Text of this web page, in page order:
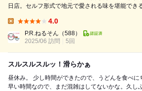
日店。セルフ形式で地元で愛される味を堪能できる名店
り、僕は突如「さか枝うどん 春日店」へワープした。 いや、自転車
いだだけなのだけれど、汗で時空...
4.0
P.R.ねるそん （588）
2025/06 訪問
5回
スルスルスルッ！滑らかぁ
昼休み。 少し時間ができたので、うどんを食べにちょこっと外へ。 少し
早い時間なので、まだ混雑はしてないかな。久し